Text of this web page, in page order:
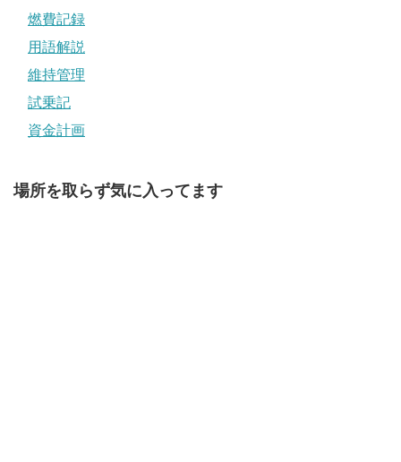
燃費記録
用語解説
維持管理
試乗記
資金計画
場所を取らず気に入ってます